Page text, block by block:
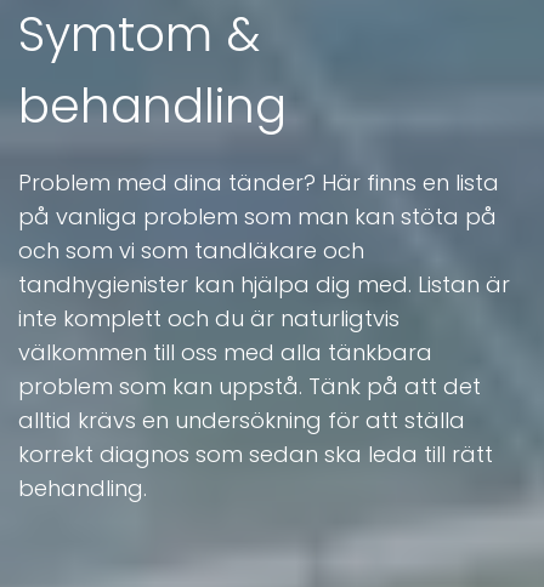
Symtom &
behandling
Problem med dina tänder? Här finns en lista
på vanliga problem som man kan stöta på
och som vi som tandläkare och
tandhygienister kan hjälpa dig med. Listan är
inte komplett och du är naturligtvis
välkommen till oss med alla tänkbara
problem som kan uppstå. Tänk på att det
alltid krävs en undersökning för att ställa
korrekt diagnos som sedan ska leda till rätt
behandling.